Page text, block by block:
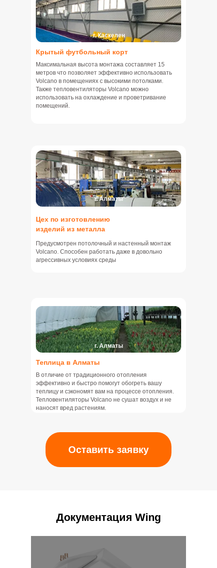
Крытый футбольный корт
г. Каскелен
Максимальная высота монтажа составляет 15
метров что позволяет эффективно использовать
Volcano в помещениях с высокими потолками.
Также тепловентиляторы Volcano можно
использовать на охлаждение и проветривание
помещений.
Цех по изготовлению
изделий из металла
Предусмотрен потолочный и настенный монтаж
Volcano. Способен работать даже в довольно
агрессивных условиях среды
г. Алматы
Оставить заявку
Теплица в Алматы
г. Алматы
В отличие от традиционного отопления
эффективно и быстро помогут обогреть вашу
теплицу и сэкономят вам на процессе отопления.
Тепловентиляторы Volcano не сушат воздух и не
наносят вред растениям.
Документация Wing